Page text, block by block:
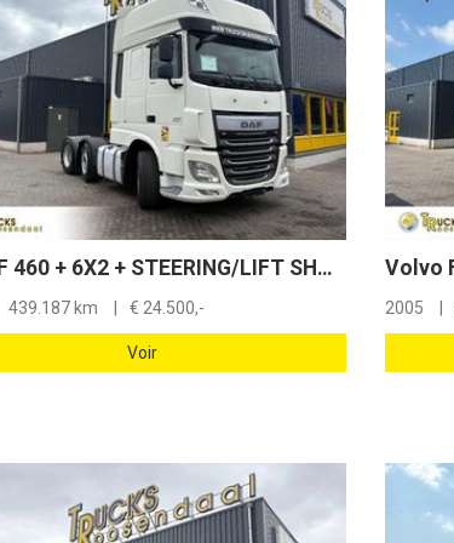
DAF XF 460 + 6X2 + STEERING/LIFT SHAFT + EURO 6 + RETARDER
439.187 km € 24.500,-
Voir
2005